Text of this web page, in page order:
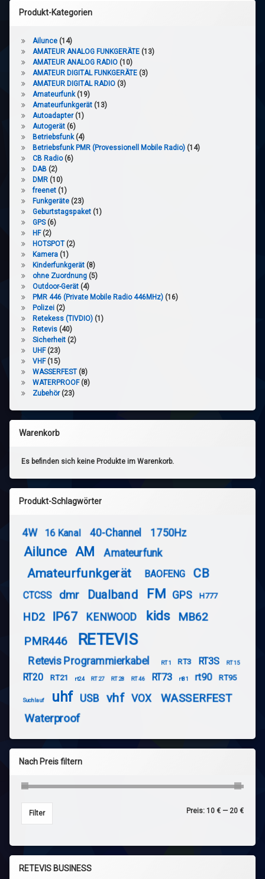
Produkt-Kategorien
Ailunce (14)
AMATEUR ANALOG FUNKGERÄTE (13)
AMATEUR ANALOG RADIO (10)
AMATEUR DIGITAL FUNKGERÄTE (3)
AMATEUR DIGITAL RADIO (3)
Amateurfunk (19)
Amateurfunkgerät (13)
Autoadapter (1)
Autogerät (6)
Betriebsfunk (4)
Betriebsfunk PMR (Provessionell Mobile Radio) (14)
CB Radio (6)
DAB (2)
DMR (10)
freenet (1)
Funkgeräte (23)
Geburtstagspaket (1)
GPS (6)
HF (2)
HOTSPOT (2)
Kamera (1)
Kinderfunkgerät (8)
ohne Zuordnung (5)
Outdoor-Gerät (4)
PMR 446 (Private Mobile Radio 446MHz) (16)
Polizei (2)
Retekess (TIVDIO) (1)
Retevis (40)
Sicherheit (2)
UHF (23)
VHF (15)
WASSERFEST (8)
WATERPROOF (8)
Zubehör (23)
Warenkorb
Es befinden sich keine Produkte im Warenkorb.
Produkt-Schlagwörter
4W 16 Kanal 40-Channel 1750Hz
Ailunce AM Amateurfunk
Amateurfunkgerät BAOFENG CB
CTCSS dmr Dualband FM GPS H777
HD2 IP67 KENWOOD kids
MB62
PMR446
RETEVIS
Retevis Programmierkabel RT1 RT3 RT3S RT15
RT20 RT21 rt24 RT27 RT28 RT46 RT73 rt81 rt90 RT95
Suchlauf uhf USB vhf VOX
WASSERFEST
Waterproof
Nach Preis filtern
Filter Preis: 10 € —20 €
RETEVIS BUSINESS